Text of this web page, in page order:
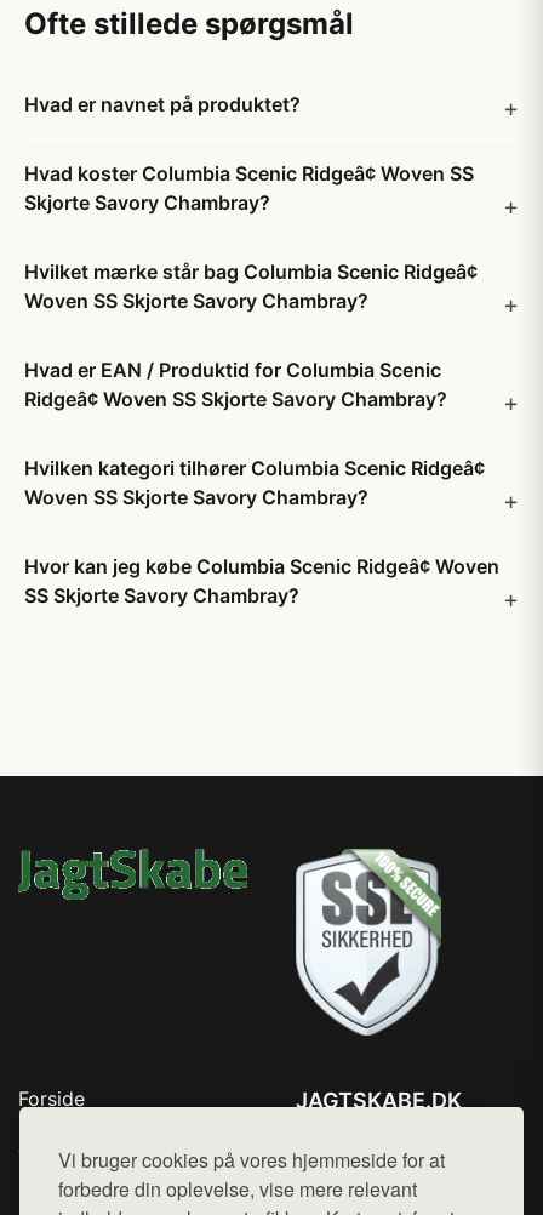
Vi bruger cookies på vores hjemmeside for at
forbedre din oplevelse, vise mere relevant
Ofte stillede spørgsmål
Hvad er navnet på produktet?
Hvad koster Columbia Scenic Ridgeâ¢ Woven SS
Skjorte Savory Chambray?
Hvilket mærke står bag Columbia Scenic Ridgeâ¢
Woven SS Skjorte Savory Chambray?
Hvad er EAN / Produktid for Columbia Scenic
Ridgeâ¢ Woven SS Skjorte Savory Chambray?
Hvilken kategori tilhører Columbia Scenic Ridgeâ¢
Woven SS Skjorte Savory Chambray?
Hvor kan jeg købe Columbia Scenic Ridgeâ¢ Woven
SS Skjorte Savory Chambray?
Forside
Top Rabatter
Blog
JAGTSKABE.DK
Mail: hej@want.dk